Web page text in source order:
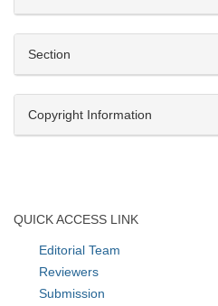
Details
Section
Copyright Information
QUICK ACCESS LINK
Editorial Team
Reviewers
Submission